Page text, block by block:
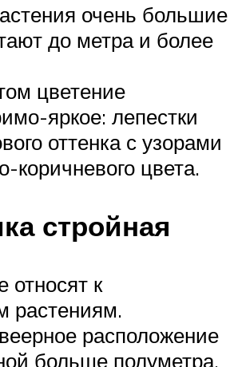
очень большие
до метра и более
цветение
яркое: лепестки
оттенка с узорами
коричневого цвета.
стройная
относят к
растениям.
расположение
больше полуметра.